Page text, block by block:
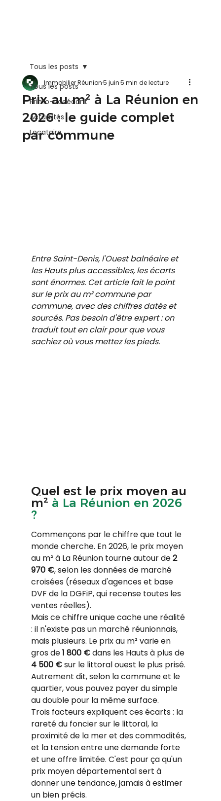
Tous les posts
Primo-accédant
Actualités
Locataire
Tous les posts
Prix au m² à La Réunion en
2026 : le guide complet
par commune
Immobilier Réunion5 juin5 min de lecture
Entre Saint-Denis, l'Ouest balnéaire et
les Hauts plus accessibles, les écarts
sont énormes. Cet article fait le point
sur le prix au m² commune par
commune, avec des chiffres datés et
sourcés. Pas besoin d'être expert : on
traduit tout en clair pour que vous
sachiez où vous mettez les pieds.
Quel est le prix moyen au
m² à La Réunion en 2026
?
Commençons par le chiffre que tout le
monde cherche. En 2026, le prix moyen
au m² à La Réunion tourne autour de 2
970 €, selon les données de marché
croisées (réseaux d'agences et base
DVF de la DGFiP, qui recense toutes les
ventes réelles).
Mais ce chiffre unique cache une réalité
: il n'existe pas un marché réunionnais,
mais plusieurs. Le prix au m² varie en
gros de 1 800 € dans les Hauts à plus de
4 500 € sur le littoral ouest le plus prisé.
Autrement dit, selon la commune et le
quartier, vous pouvez payer du simple
au double pour la même surface.
Trois facteurs expliquent ces écarts : la
rareté du foncier sur le littoral, la
proximité de la mer et des commodités,
et la tension entre une demande forte
et une offre limitée. C'est pour ça qu'un
prix moyen départemental sert à
donner une tendance, jamais à estimer
un bien précis.